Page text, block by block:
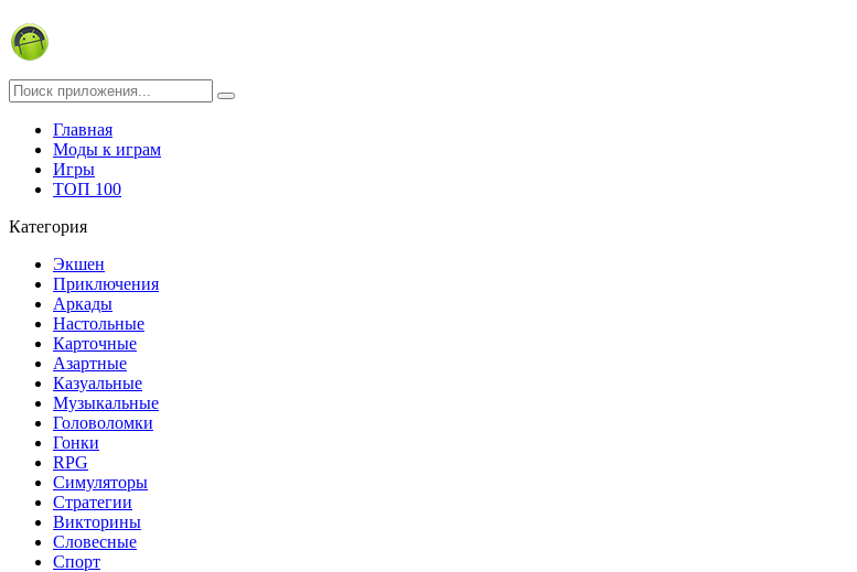
Главная
Моды к играм
Игры
ТОП 100
Категория
Экшен
Приключения
Аркады
Настольные
Карточные
Азартные
Казуальные
Музыкальные
Головоломки
Гонки
RPG
Симуляторы
Стратегии
Викторины
Словесные
Спорт